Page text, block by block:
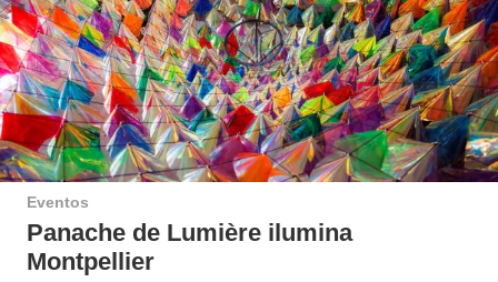
Eventos
Panache de Lumière ilumina
Montpellier